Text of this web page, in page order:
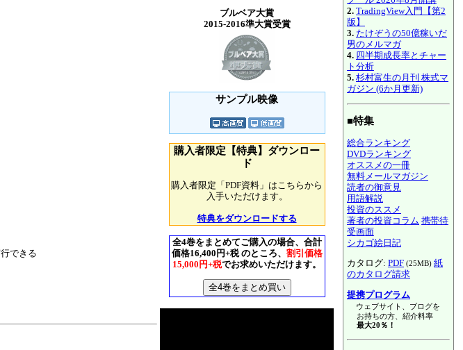
できる
ブルベア大賞
2015-2016準大賞受賞
サンプル映像
購入者限定【特典】ダウンロー
ド
購入者限定「PDF資料」はこちらから
入手いただけます。
特典をダウンロードする
全4巻をまとめてご購入の場合、合計
価格16,400円+税 のところ、 割引価格
15,000円+税でお求めいただけます。
2. TradingView入門【第2
版】
3. たけぞうの50億稼いだ
男のメルマガ
4. 四半期成長率とチャー
ト分析
5. 杉村富生の月刊 株式マ
ガジン (6か月更新)
■特集
総合ランキング
DVDランキング
オススメの一冊
無料メールマガジン
読者の御意見
用語解説
投資のススメ
著者の投資コラム 携帯待
受画面
シカゴ絵日記
カタログ: PDF (25MB) 紙
のカタログ請求
提携プログラム
ウェブサイト、ブログを
お持ちの方、紹介料率
最大20％！